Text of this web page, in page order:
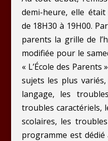
demi-heure, elle
de 18H30 à 19H00.
parents la grille de
modifiée pour le
« L’École des
sujets les plus
langage, les
troubles caractériels,
scolaires, les
programme est dédié